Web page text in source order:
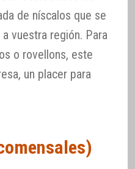
de níscalos que se
vuestra región. Para
o rovellons, este
un placer para